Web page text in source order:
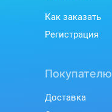
Как заказать
Регистрация
Покупателю
Доставка